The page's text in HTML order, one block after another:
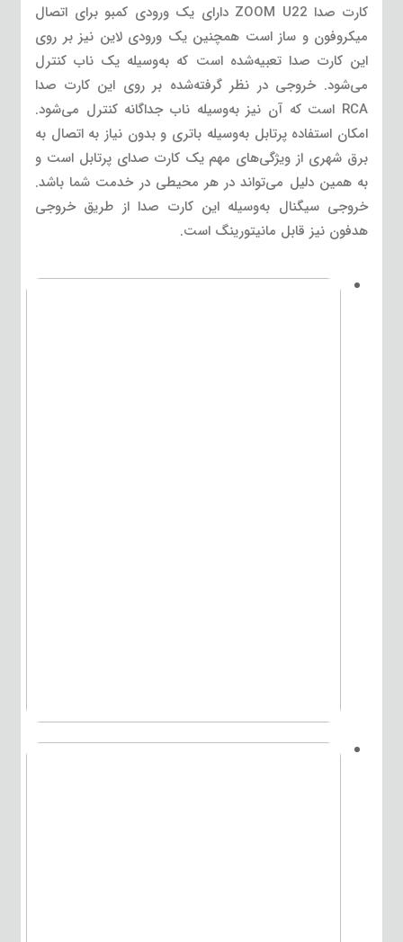
کارت صدا ZOOM U22 دارای یک ورودی کمبو برای اتصال
میکروفون و ساز است همچنین یک ورودی لاین نیز بر روی
این کارت صدا تعبیه‌شده است که به‌وسیله یک ناب کنترل
می‌شود. خروجی در نظر گرفته‌شده بر روی این کارت صدا
RCA است که آن نیز به‌وسیله ناب جداگانه کنترل می‌شود.
امکان استفاده پرتابل به‌وسیله باتری و بدون نیاز به اتصال به
برق شهری از ویژگی‌های مهم یک کارت صدای پرتابل است و
به همین دلیل می‌تواند در هر محیطی در خدمت شما باشد.
خروجی سیگنال به‌وسیله این کارت صدا از طریق خروجی
هدفون نیز قابل مانیتورینگ است.